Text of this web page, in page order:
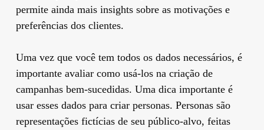
permite ainda mais insights sobre as motivações e
preferências dos clientes.
Uma vez que você tem todos os dados necessários, é
importante avaliar como usá-los na criação de
campanhas bem-sucedidas. Uma dica importante é
usar esses dados para criar personas. Personas são
representações fictícias de seu público-alvo, feitas